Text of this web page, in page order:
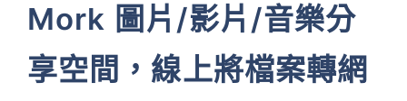
Mork 圖片/影片/音樂分
享空間，線上將檔案轉網